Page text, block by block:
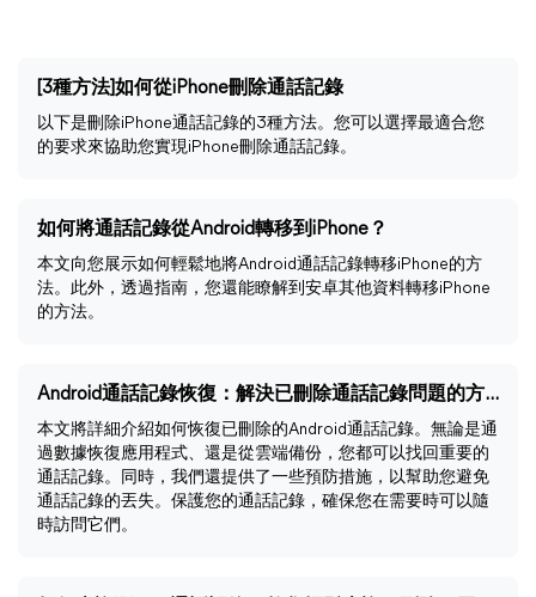
[3種方法]如何從iPhone刪除通話記錄
以下是刪除iPhone通話記錄的3種方法。您可以選擇最適合您
的要求來協助您實現iPhone刪除通話記錄。
如何將通話記錄從Android轉移到iPhone？
本文向您展示如何輕鬆地將Android通話記錄轉移iPhone的方
法。此外，透過指南，您還能瞭解到安卓其他資料轉移iPhone
的方法。
Android通話記錄恢復：解決已刪除通話記錄問題的方法
本文將詳細介紹如何恢復已刪除的Android通話記錄。無論是通
過數據恢復應用程式、還是從雲端備份，您都可以找回重要的
通話記錄。同時，我們還提供了一些預防措施，以幫助您避免
通話記錄的丟失。保護您的通話記錄，確保您在需要時可以隨
時訪問它們。